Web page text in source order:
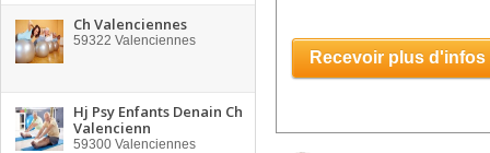
Ch Valenciennes
59322 Valenciennes
Hj Psy Enfants Denain Ch
Valencienn
59300 Valenciennes
Recevoir plus d'infos